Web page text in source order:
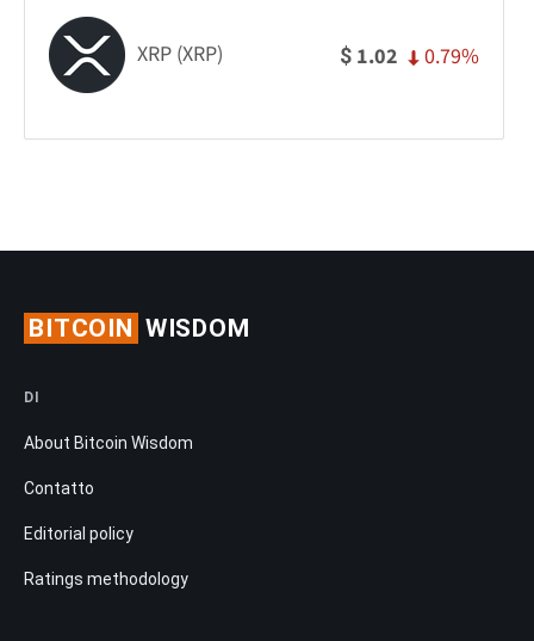
XRP (XRP) $ 1.02 0.79%
BITCOIN WISDOM
DI
About Bitcoin Wisdom
Contatto
Editorial policy
Ratings methodology